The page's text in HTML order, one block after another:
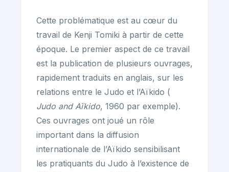
Cette problématique est au cœur du
travail de Kenji Tomiki à partir de cette
époque. Le premier aspect de ce travail
est la publication de plusieurs ouvrages,
rapidement traduits en anglais, sur les
relations entre le Judo et l’Aïkido (
Judo and Aïkido, 1960 par exemple).
Ces ouvrages ont joué un rôle
important dans la diffusion
internationale de l’Aïkido sensibilisant
les pratiquants du Judo à l’existence de